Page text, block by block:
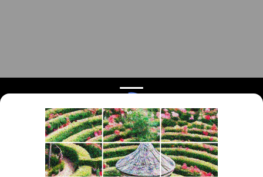
Поиск запчастей
Для автокомпаний
О проекте
Помощь